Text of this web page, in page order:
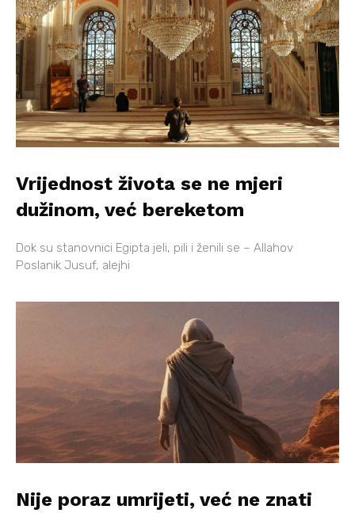
Vrijednost života se ne mjeri
dužinom, već bereketom
Dok su stanovnici Egipta jeli, pili i ženili se – Allahov
Poslanik Jusuf, alejhi
Nije poraz umrijeti, već ne znati